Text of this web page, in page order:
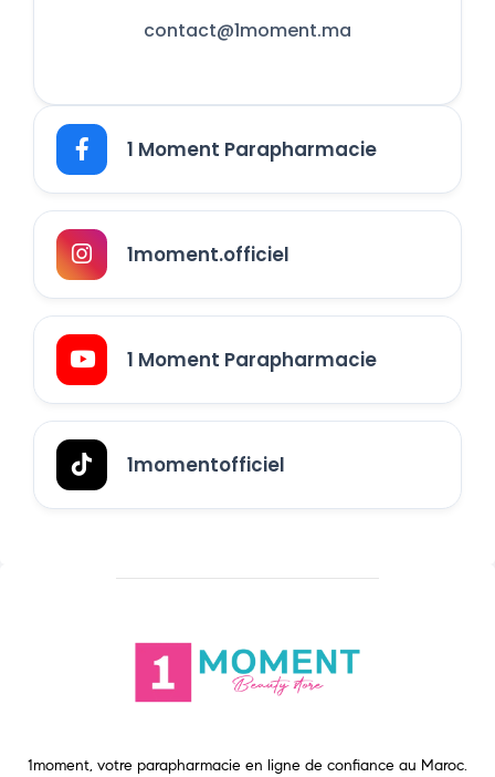
contact@1moment.ma
1 Moment Parapharmacie
1moment.officiel
1 Moment Parapharmacie
1momentofficiel
1moment, votre parapharmacie en ligne de confiance au Maroc.